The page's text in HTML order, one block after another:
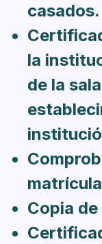
casados.
la
de la
Copia